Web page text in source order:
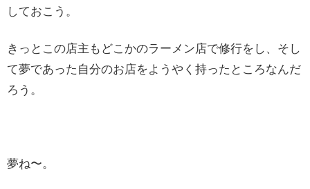
しておこう。
きっとこの店主もどこかのラーメン店で修行をし、そし
て夢であった自分のお店をようやく持ったところなんだ
ろう。
夢ね〜。